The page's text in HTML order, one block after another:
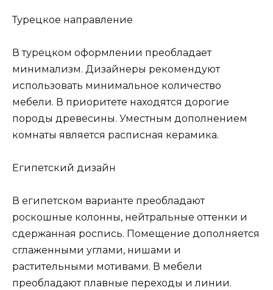
Турецкое направление
В турецком оформлении преобладает
минимализм. Дизайнеры рекомендуют
использовать минимальное количество
мебели. В приоритете находятся дорогие
породы древесины. Уместным дополнением
комнаты является расписная керамика.
Египетский дизайн
В египетском варианте преобладают
роскошные колонны, нейтральные оттенки и
сдержанная роспись. Помещение дополняется
сглаженными углами, нишами и
растительными мотивами. В мебели
преобладают плавные переходы и линии.